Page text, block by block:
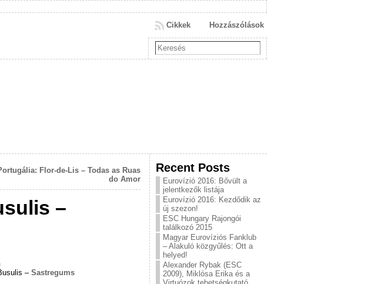
Hozzászólások
Cikkek
Flor-de-Lis – Todas as Ruas
do Amor
–
– Sastregums
Recent Posts
Eurovízió 2016: Bővült a
jelentkezők listája
Eurovízió 2016: Kezdődik az
új szezon!
ESC Hungary Rajongói
találkozó 2015
Magyar Eurovíziós Fanklub
– Alakuló közgyűlés: Ott a
helyed!
Alexander Rybak (ESC
2009), Miklósa Erika és a